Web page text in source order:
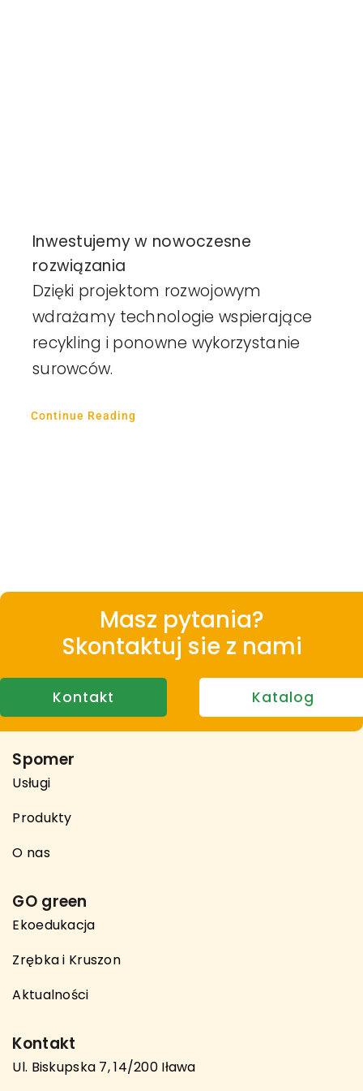
Inwestujemy w nowoczesne
rozwiązania
Dzięki projektom rozwojowym
wdrażamy technologie wspierające
recykling i ponowne wykorzystanie
surowców.
Continue Reading
Masz pytania?
Skontaktuj sie z nami
Kontakt Katalog
Spomer
Usługi
Produkty
O nas
GO green
Ekoedukacja
Zrębka i Kruszon
Aktualności
Kontakt
Ul. Biskupska 7, 14/200 Iława